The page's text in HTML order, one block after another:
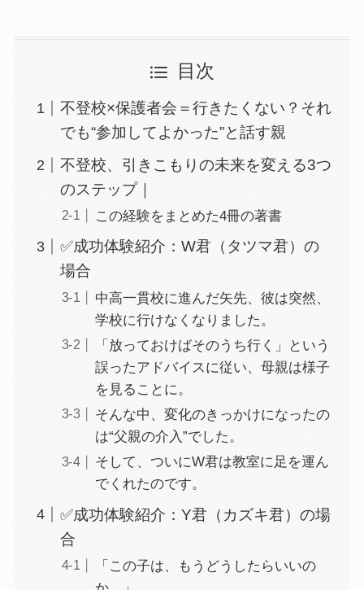
目次
不登校×保護者会＝行きたくない？それ
でも“参加してよかった”と話す親
不登校、引きこもりの未来を変える3つ
のステップ｜
この経験をまとめた4冊の著書
✅成功体験紹介：W君（タツマ君）の
場合
中高一貫校に進んだ矢先、彼は突然、
学校に行けなくなりました。
「放っておけばそのうち行く」という
誤ったアドバイスに従い、母親は様子
を見ることに。
そんな中、変化のきっかけになったの
は“父親の介入”でした。
そして、ついにW君は教室に足を運ん
でくれたのです。
✅成功体験紹介：Y君（カズキ君）の場
合
「この子は、もうどうしたらいいの